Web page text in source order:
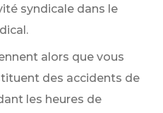
syndicale dans le
alors que vous
des accidents de
les heures de